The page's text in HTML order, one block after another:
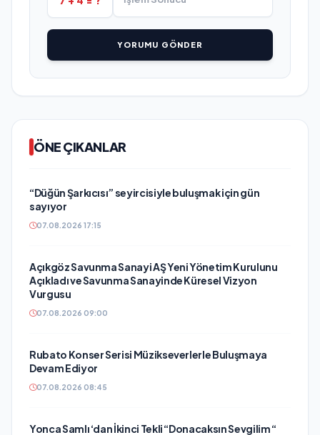
YORUMU GÖNDER
ÖNE ÇIKANLAR
“Düğün Şarkıcısı” seyircisiyle buluşmak için gün
sayıyor
07.08.2026 17:15
Açıkgöz Savunma Sanayi AŞ Yeni Yönetim Kurulunu
Açıkladı ve Savunma Sanayinde Küresel Vizyon
Vurgusu
07.08.2026 09:00
Rubato Konser Serisi Müzikseverlerle Buluşmaya
Devam Ediyor
07.08.2026 08:45
Yonca Samlı ‘dan İkinci Tekli “Donacaksın Sevgilim “